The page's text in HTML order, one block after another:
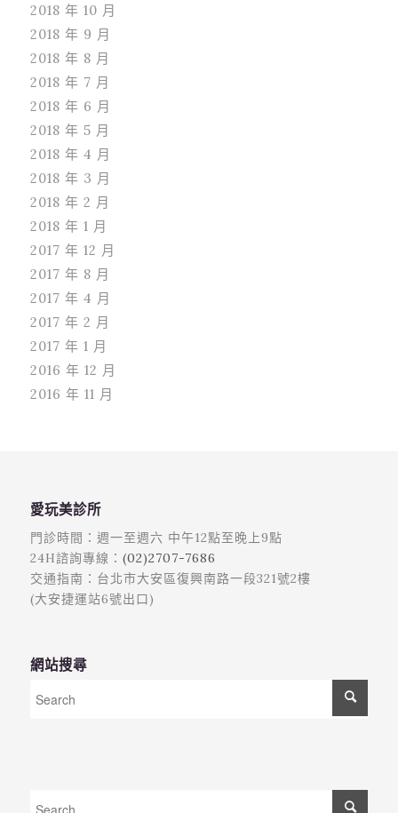
2018 年 10 月
2018 年 9 月
2018 年 8 月
2018 年 7 月
2018 年 6 月
2018 年 5 月
2018 年 4 月
2018 年 3 月
2018 年 2 月
2018 年 1 月
2017 年 12 月
2017 年 8 月
2017 年 4 月
2017 年 2 月
2017 年 1 月
2016 年 12 月
2016 年 11 月
愛玩美診所
門診時間：週一至週六 中午12點至晚上9點
24H諮詢專線： (02)2707-7686
交通指南：台北市大安區復興南路一段321號2樓
(大安捷運站6號出口)
網站搜尋